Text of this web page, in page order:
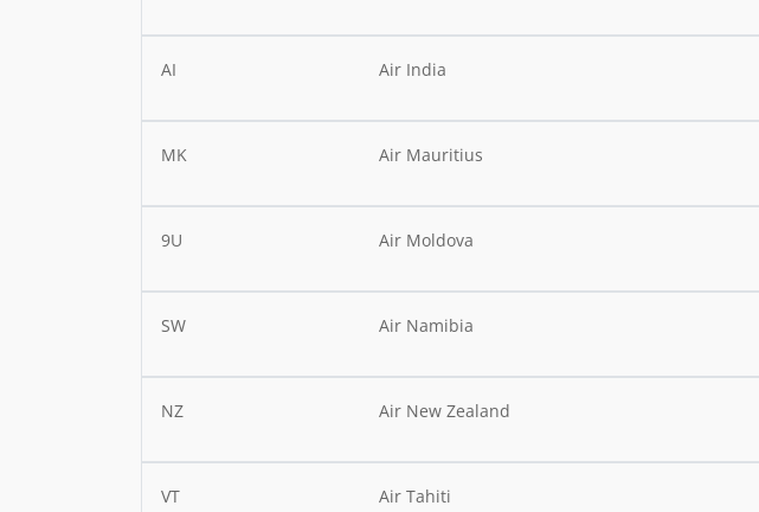
AI Air India
MK Air Mauritius
9U Air Moldova
SW Air Namibia
NZ Air New Zealand
VT Air Tahiti